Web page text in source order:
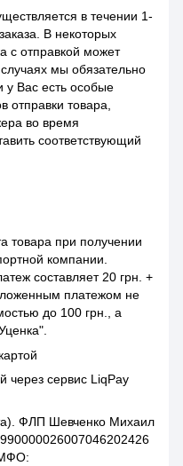
в течении 1-
В некоторых
с отправкой может
мы обязательно
Вас есть особые
отправки товара,
во время
соответствующий
товара при получении
компании.
составляет 20 грн. +
платежом не
до 100 грн., а
через сервис LiqPay
ФЛП Шевченко Михаил